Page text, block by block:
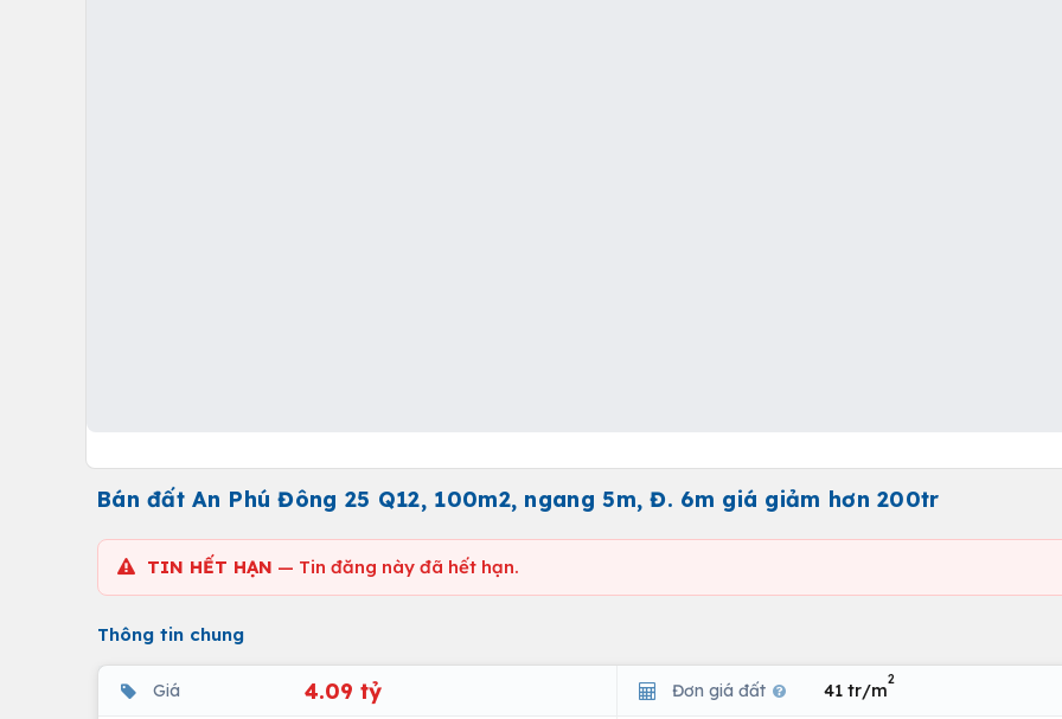
Bán đất An Phú Đông 25 Q12, 100m2, ngang 5m, Đ. 6m giá giảm hơn 200tr
TIN HẾT HẠN — Tin đăng này đã hết hạn.
Thông tin chung
Giá 4.09 tỷ Đơn giá đất 41 tr/m
2